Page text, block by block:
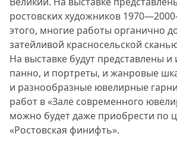
ростовских художников
этого, многие работы органично
затейливой красносельской
На выставке будут представлены и
панно, и портреты, и жанровые
и разнообразные ювелирные
работ в «Зале современного
можно будет даже приобрести по
«Ростовская финифть».